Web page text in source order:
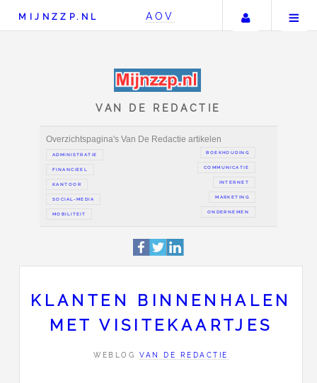
MIJNZZP.NL AOV Uw
VAN DE REDACTIE
Overzichtspagina's Van De Redactie artikelen
ADMINISTRATIE
MOBILITEIT
KLANTEN BINNENHALEN
MET VISITEKAARTJES
WEBLOGVAN DE REDACTIE